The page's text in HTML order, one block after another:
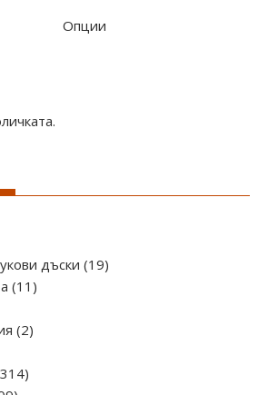
Опции
дъски 1919
11 11
22
314314